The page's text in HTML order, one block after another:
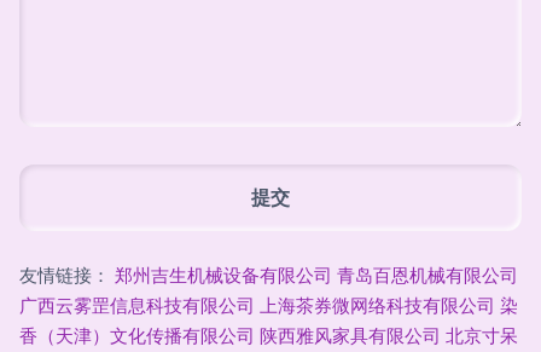
友情链接： 郑州吉生机械设备有限公司 青岛百恩机械有限公司
广西云雾罡信息科技有限公司 上海茶券微网络科技有限公司 染
香（天津）文化传播有限公司 陕西雅风家具有限公司 北京寸呆